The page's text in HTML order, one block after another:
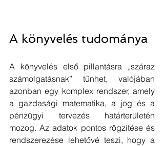
A könyvelés tudománya
A könyvelés első pillantásra „száraz
számolgatásnak” tűnhet, valójában
azonban egy komplex rendszer, amely
a gazdasági matematika, a jog és a
pénzügyi tervezés határterületén
mozog. Az adatok pontos rögzítése és
rendszerezése lehetővé teszi, hogy a